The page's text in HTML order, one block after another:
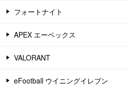
フォートナイト
APEX エーペックス
VALORANT
eFootball ウイニングイレブン